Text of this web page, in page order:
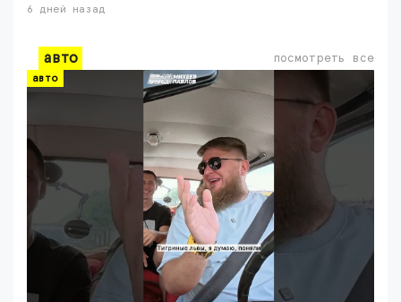
6 дней назад
авто посмотреть все
авто